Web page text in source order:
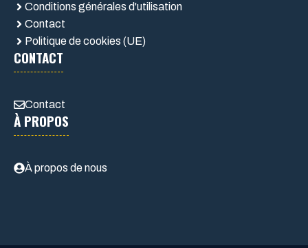
Conditions générales d'utilisation
Contact
Politique de cookies (UE)
CONTACT
Contact
À PROPOS
À propos de nous